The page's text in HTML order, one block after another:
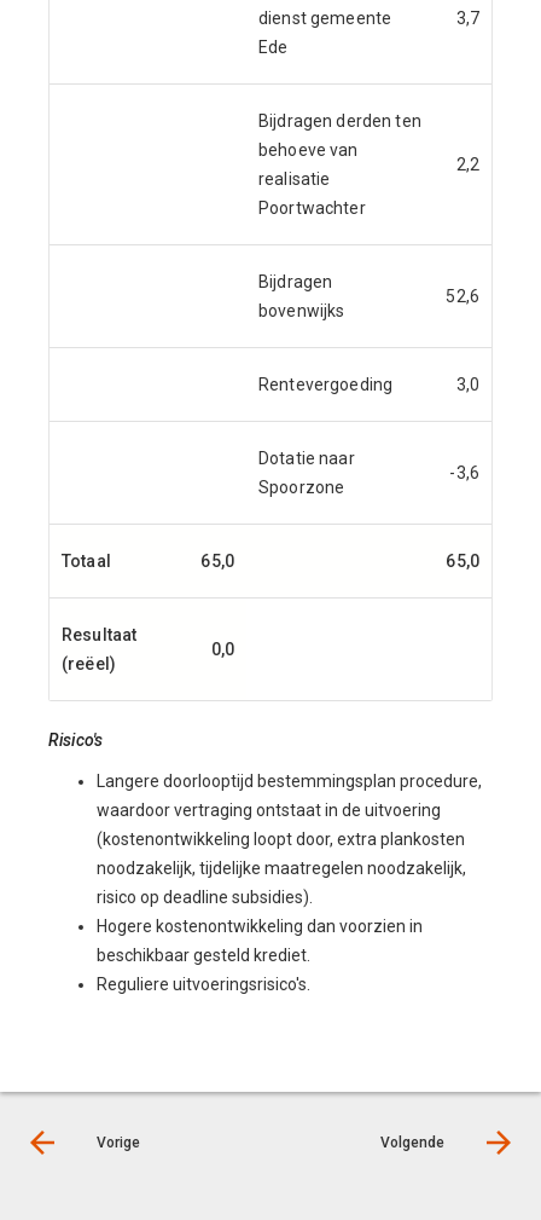
dienst gemeente
Ede
3,7
Bijdragen derden ten
behoeve van
realisatie
Poortwachter
2,2
Bijdragen
bovenwijks
52,6
Rentevergoeding 3,0
Dotatie naar
Spoorzone
-3,6
Totaal 65,0 65,0
Resultaat
(reëel)
0,0
Risico's
Langere doorlooptijd bestemmingsplan procedure,
waardoor vertraging ontstaat in de uitvoering
(kostenontwikkeling loopt door, extra plankosten
noodzakelijk, tijdelijke maatregelen noodzakelijk,
risico op deadline subsidies).
Hogere kostenontwikkeling dan voorzien in
beschikbaar gesteld krediet.
Reguliere uitvoeringsrisico's.
Vorige Volgende